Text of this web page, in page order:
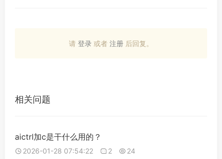
请 登录 或者 注册 后回复。
相关问题
aictrl加c是干什么用的？
2026-01-28 07:54:22 2 24